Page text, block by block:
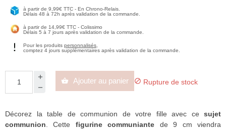
à partir de 9,99€ TTC - En Chrono-Relais.
Délais 48 à 72h après validation de la commande.
à partir de 14,99€ TTC - Colissimo
Délais 5 à 7 jours après validation de la commande.
Pour les produits personnalisés
comptez 4 jours supplémentaires après validation de la commande.
 Ajouter au panier  Rupture de stock
Décorez la table de communion de votre fille avec ce sujet
communion . Cette figurine communiante de 9 cm viendra